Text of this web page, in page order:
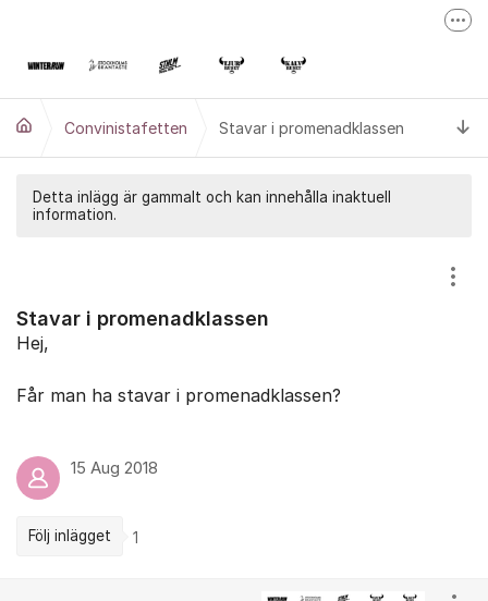
Stockholm 360 Challenge
Convinistafetten
Convinistafetten Stavar i promenadklassen
Detta inlägg är gammalt och kan innehålla inaktuell
information.
Stavar i promenadklassen
Hej,
Får man ha stavar i promenadklassen?
15 Aug 2018
Följ inlägget 1